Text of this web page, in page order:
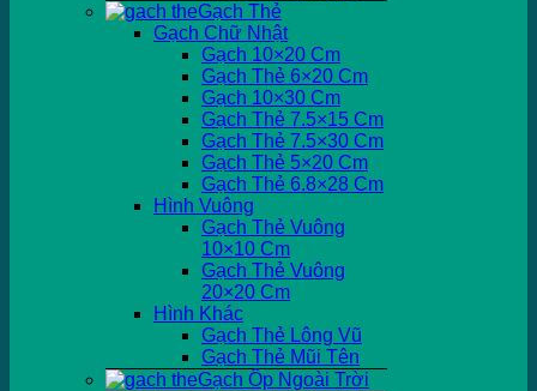
Gạch Thẻ
Gạch Chữ Nhật
Gạch 10×20 Cm
Gạch Thẻ 6×20 Cm
Gạch 10×30 Cm
Gạch Thẻ 7.5×15 Cm
Gạch Thẻ 7.5×30 Cm
Gạch Thẻ 5×20 Cm
Gạch Thẻ 6.8×28 Cm
Hình Vuông
Gạch Thẻ Vuông
10×10 Cm
Gạch Thẻ Vuông
20×20 Cm
Hình Khác
Gạch Thẻ Lông Vũ
Gạch Thẻ Mũi Tên
Gạch Ốp Ngoài Trời